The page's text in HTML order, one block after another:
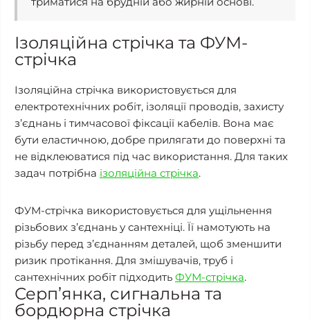
Ізоляційна стрічка та ФУМ-
стрічка
Ізоляційна стрічка використовується для
електротехнічних робіт, ізоляції проводів, захисту
з’єднань і тимчасової фіксації кабелів. Вона має
бути еластичною, добре прилягати до поверхні та
не відклеюватися під час використання. Для таких
задач потрібна ізоляційна стрічка.
ФУМ-стрічка використовується для ущільнення
різьбових з’єднань у сантехніці. Її намотують на
різьбу перед з’єднанням деталей, щоб зменшити
ризик протікання. Для змішувачів, труб і
сантехнічних робіт підходить ФУМ-стрічка.
Серп’янка, сигнальна та
бордюрна стрічка